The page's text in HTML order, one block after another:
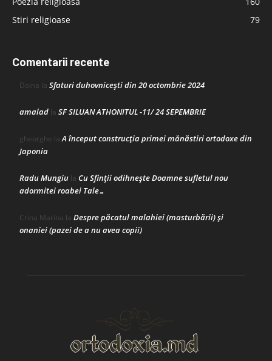
Stiri religioase
79
Comentarii recente
Doina la Sfaturi duhovnicești din 20 octombrie 2024
amalad la SF SILUAN ATHONITUL -11/ 24 SEPEMBRIE
gheorghe laA început construcţia primei mănăstiri ortodoxe din
Japonia
Radu Mungiu la Cu Sfinții odihnește Doamne sufletul nou
adormitei roabei Tale…
Crina Marina la Despre păcatul malahiei (masturbării) şi
onaniei (pazei de a nu avea copii)